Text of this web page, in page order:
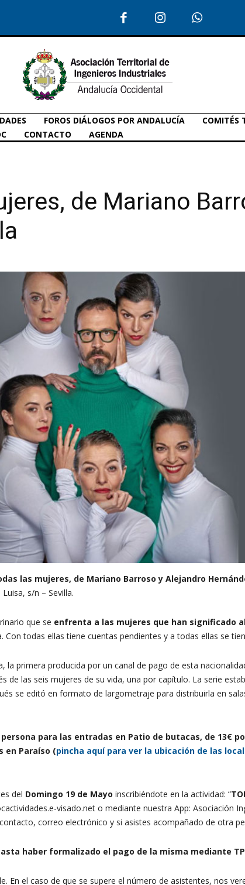
FOROS DIÁLOGOS POR ANDALUCÍA COMITÉS
CONTACTO AGENDA
de Mariano
las mujeres, de Mariano Barroso y Alejandro
s/n – Sevilla.
que se enfrenta a las mujeres que han significado
todas ellas tiene cuentas pendientes y a todas ellas se
primera producida por un canal de pago de esta
de las seis mujeres de su vida, una por capítulo. La serie
se editó en formato de largometraje para distribuirla en
para las entradas en Patio de butacas, de 13€
en Paraíso (pincha aquí para ver la ubicación de las
del Domingo 19 de Mayo inscribiéndote en la actividad: “
visado.net o mediante nuestra App: Asociación
correo electrónico y si asistes acompañado de otra
haber formalizado el pago de la misma mediante
En el caso de que se supere el número de asistentes, nos